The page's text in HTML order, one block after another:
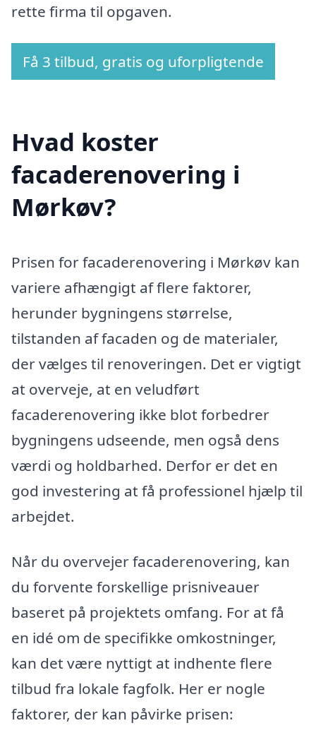
rette firma til opgaven.
Få 3 tilbud, gratis og uforpligtende
Hvad koster
facaderenovering i
Mørkøv?
Prisen for facaderenovering i Mørkøv kan
variere afhængigt af flere faktorer,
herunder bygningens størrelse,
tilstanden af facaden og de materialer,
der vælges til renoveringen. Det er vigtigt
at overveje, at en veludført
facaderenovering ikke blot forbedrer
bygningens udseende, men også dens
værdi og holdbarhed. Derfor er det en
god investering at få professionel hjælp til
arbejdet.
Når du overvejer facaderenovering, kan
du forvente forskellige prisniveauer
baseret på projektets omfang. For at få
en idé om de specifikke omkostninger,
kan det være nyttigt at indhente flere
tilbud fra lokale fagfolk. Her er nogle
faktorer, der kan påvirke prisen: